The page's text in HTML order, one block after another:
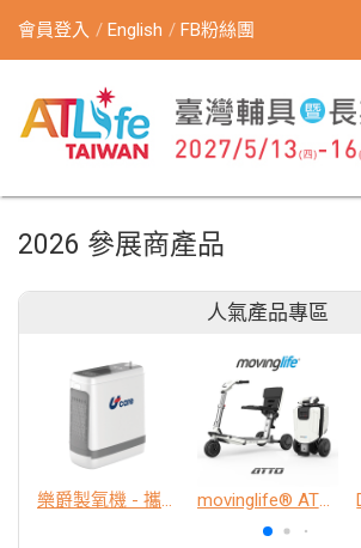
會員登入 English FB粉絲團
2026 參展商產品
人氣產品專區
樂爵製氧機 - 攜帶型 movinglife® ATTO新世代電動代步車 經典款